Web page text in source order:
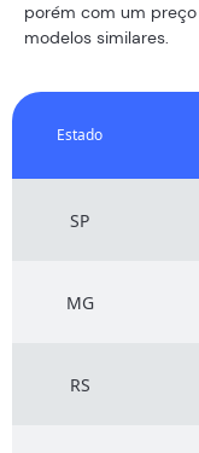
porém com um
modelos similares.
Estado
SP
MG
RS